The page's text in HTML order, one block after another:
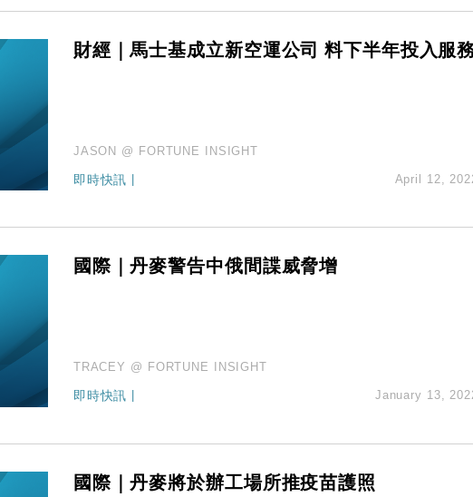
財經｜馬士基成立新空運公司 料下半年投入服
JASON @ FORTUNE INSIGHT
即時快訊 April 12,
國際｜丹麥警告中俄間諜威脅增
TRACEY @ FORTUNE INSIGHT
即時快訊 January 13,
國際｜丹麥將於辦工場所推疫苗護照